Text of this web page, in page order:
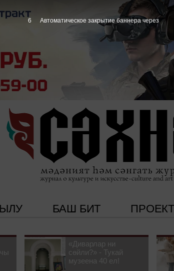
БАШ БИТ
«Диварлар ни
сөйли?» - Тукай
музеена 40 ел!
5 Автоматическое закрытие баннера через